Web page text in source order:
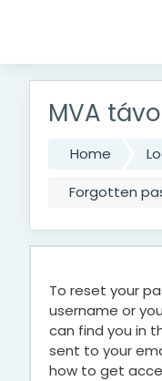
MVA
Home
Forgotten
To reset your
username or
can find you in
sent to your
how to get